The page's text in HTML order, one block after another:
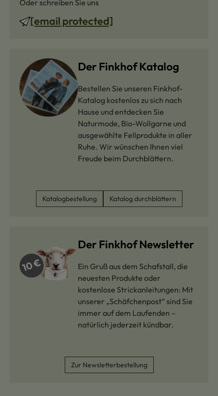
Oder schreiben Sie uns
[email protected]
Der Finkhof Katalog
Bestellen Sie unseren Finkhof-
Katalog kostenlos zu sich nach
Hause und entdecken Sie
Naturmode, Bio-Wollgarne und
ausgewählte Fellprodukte in aller
Ruhe. Wir wünschen Ihnen viel
Freude beim Durchblättern.
Katalogbestellung Katalog durchblättern
Der Finkhof Newsletter
Ein Gruß aus dem Schafstall, die
neuesten Produkte oder
kostenlose Strickanleitungen: Mit
unserer „Schäfchenpost“ sind Sie
immer auf dem Laufenden –
natürlich jederzeit kündbar.
Zur Newsletterbestellung